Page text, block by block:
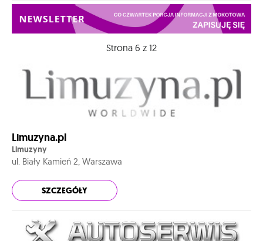
Strona 6 z 12
Limuzyna.pl
Limuzyny
ul. Biały Kamień 2, Warszawa
SZCZEGÓŁY